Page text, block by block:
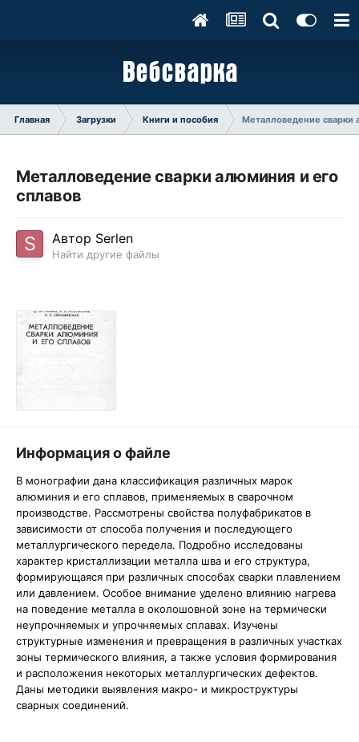
Главная Загрузки Книги и пособия Металловедение сварки
Металловедение сварки алюминия и его
сплавов
Автор Serlen
Найти другие файлы
Информация о файле
В монографии дана классификация различных марок
алюминия и его сплавов, применяемых в сварочном
производстве. Рассмотрены свойства полуфабрикатов в
зависимости от способа получения и последующего
металлургического передела. Подробно исследованы
характер кристаллизации металла шва и его структура,
формирующаяся при различных способах сварки плавлением
или давлением. Особое внимание уделено влиянию нагрева
на поведение металла в околошовной зоне на термически
неупрочняемых и упрочняемых сплавах. Изучены
структурные изменения и превращения в различных участках
зоны термического влияния, а также условия формирования
и расположения некоторых металлургических дефектов.
Даны методики выявления макро- и микроструктуры
сварных соединений.